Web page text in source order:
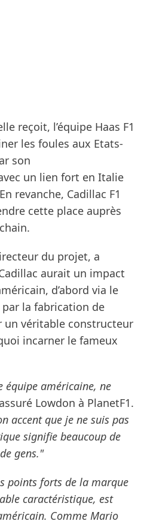
reçoit, l’équipe Haas F1
les foules aux Etats-
son
un lien fort en Italie
revanche, Cadillac F1
cette place auprès
du projet, a
aurait un impact
d’abord via le
par la fabrication de
un véritable constructeur
incarner le fameux
équipe américaine, ne
Lowdon à PlanetF1.
accent que je ne suis pas
signifie beaucoup de
gens."
points forts de la marque
caractéristique, est
Comme Mario